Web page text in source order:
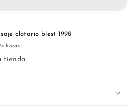
clotario blest 1998
horas
tienda